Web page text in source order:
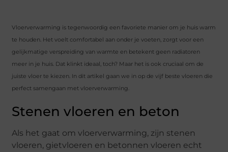
Vloerverwarming is tegenwoordig een favoriete manier om je huis warm
te houden. Het voelt comfortabel aan onder je voeten, zorgt voor een
gelijkmatige verspreiding van warmte en betekent geen radiatoren
meer in je huis. Dat klinkt ideaal, toch? Maar het is ook cruciaal om de
juiste vloer te kiezen. In dit artikel gaan we in op de vijf beste vloeren die
perfect samengaan met vloerverwarming.
Stenen vloeren en beton
Als het gaat om vloerverwarming, zijn stenen
vloeren, gietvloeren en betonnen vloeren echt